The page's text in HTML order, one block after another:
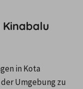
in Kota
Umgebung zu